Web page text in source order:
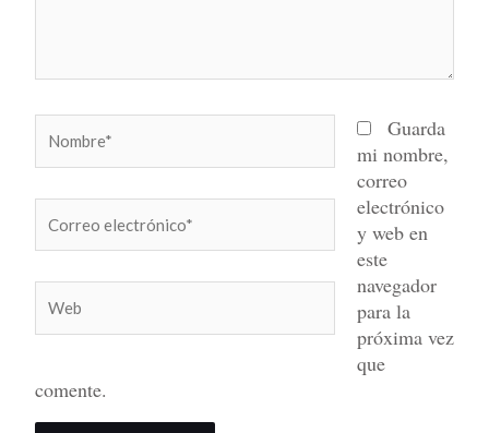
electrónico*
Guarda
mi nombre,
correo
electrónico
y web en
este
navegador
para la
próxima vez
que
comente.